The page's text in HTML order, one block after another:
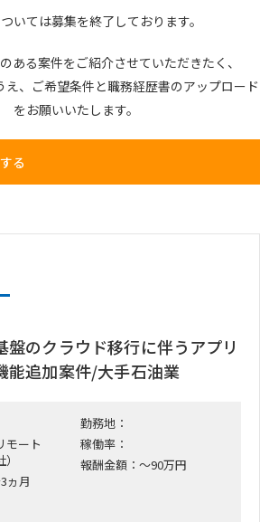
いては募集を終了しております。
ある案件をご紹介させていただきたく、
、 ご希望条件と職務経歴書のアップロード
をお願いいたします。
る
盤のクラウド移行に伴うアプリ
能追加案件/大手石油業
モート
ヵ月
勤務地：
稼働率：
報酬金額：～90万円